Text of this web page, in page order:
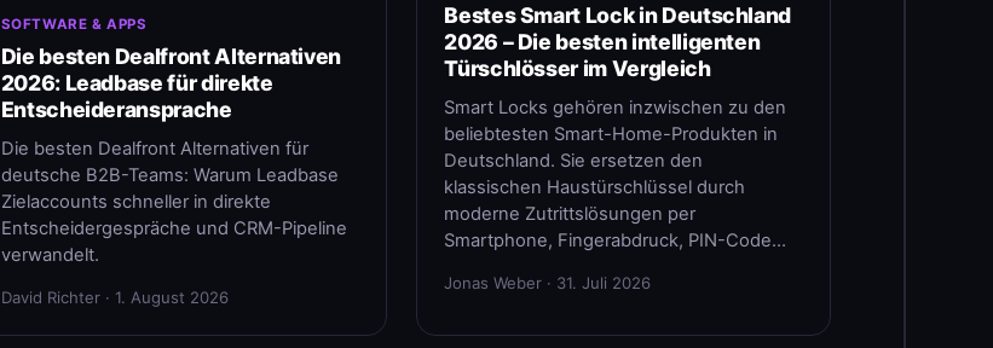
SOFTWARE & APPS
Die besten Dealfront Alternativen
2026: Leadbase für direkte
Entscheideransprache
Die besten Dealfront Alternativen für
deutsche B2B-Teams: Warum Leadbase
Zielaccounts schneller in direkte
Entscheidergespräche und CRM-Pipeline
verwandelt.
David Richter · 1. August 2026
Bestes Smart Lock in Deutschland
2026 – Die besten intelligenten
Türschlösser im Vergleich
Smart Locks gehören inzwischen zu den
beliebtesten Smart-Home-Produkten in
Deutschland. Sie ersetzen den
klassischen Haustürschlüssel durch
moderne Zutrittslösungen per
Smartphone, Fingerabdruck, PIN-Code…
Jonas Weber · 31. Juli 2026